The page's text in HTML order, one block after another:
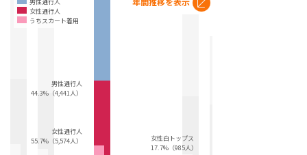
女性通行人
うちスカート着用
男性通行人
44.3%（4,441人）
女性通行人
55.7%（5,574人）
女性白トップス
17.7%（985人）